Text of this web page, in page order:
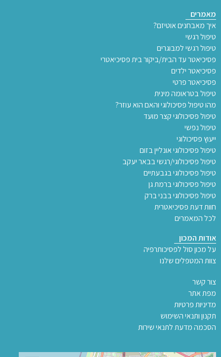
מאמרים
איך מאבחנים אוטיזם?
טיפול רגשי
טיפול רגשי למבוגרים
פסיכיאטר עד הבית/ביקור בית פסיכיאטרי
פסיכיאטר ילדים
פסיכיאטר פרטי
טיפול בטראומה מינית
מהו טיפול פסיכולוגי והאם הוא עוזר?
טיפול פסיכולוגי קצר מועד
טיפול נפשי
ייעוץ פסיכולוגי
טיפול פסיכולוגי אונליין בזום
טיפול פסיכולוגי/רגשי בבאר יעקב
טיפול פסיכולוגי בגבעתיים
טיפול פסיכולוגי ברמת גן
טיפול פסיכולוגי בבני ברק
חוות דעת פסיכיאטרית
לכל המאמרים
אודות המכון
על מכון סול לפסיכותרפיה
צוות המטפלים שלנו
צור קשר
מפת אתר
מדיניות פרטיות
תקנון ותנאי השימוש
הסכמה מדעת לתנאי שירות